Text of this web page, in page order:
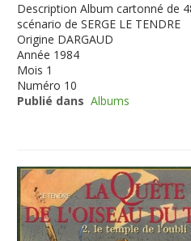
Description Album cartonné de
scénario de SERGE LE TENDRE
Origine DARGAUD
Année 1984
Mois 1
Numéro 10
Publié dans Albums